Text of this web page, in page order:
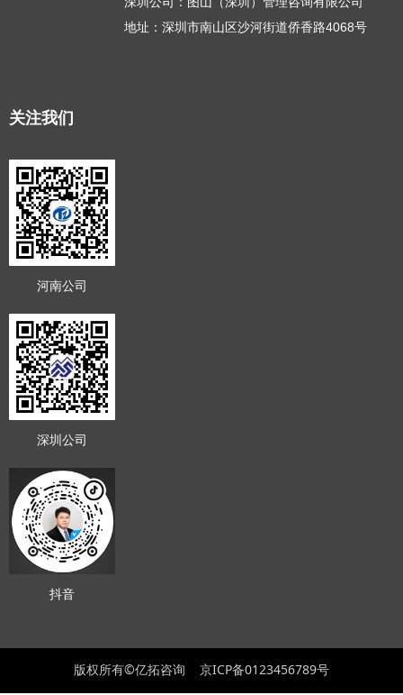
地址：深圳市南山区沙河街道侨香路4068号
关注我们
河南公司
深圳公司
抖音
版权所有©亿拓咨询 京ICP备0123456789号